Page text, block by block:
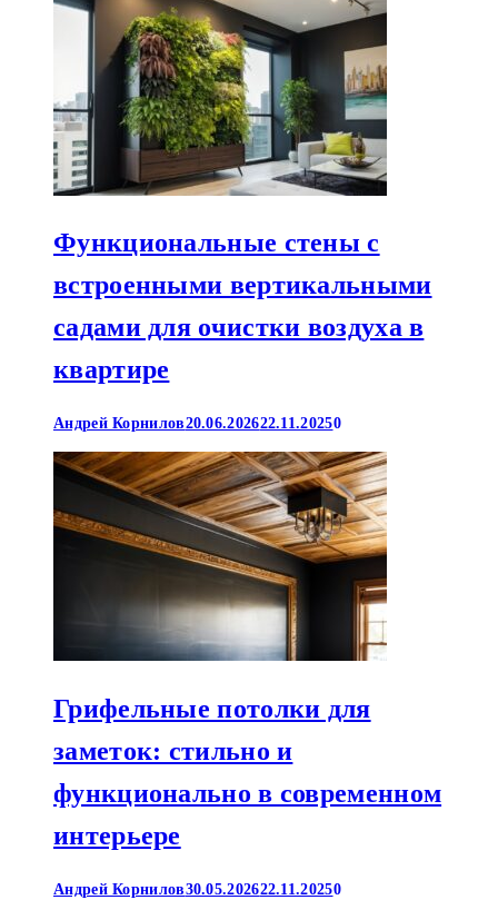
Функциональные стены с
встроенными вертикальными
садами для очистки воздуха в
квартире
Андрей Корнилов20.06.202622.11.20250
Грифельные потолки для
заметок: стильно и
функционально в современном
интерьере
Андрей Корнилов30.05.202622.11.20250